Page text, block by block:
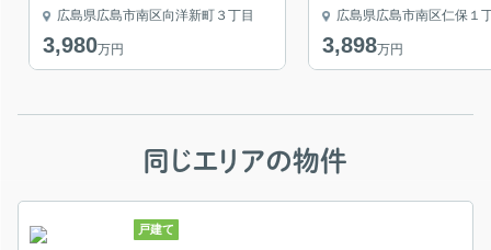
広島県広島市南区向洋新町３丁目
3,980万円
広島県広島市南区仁保１
3,898万円
同じエリアの物件
戸建て